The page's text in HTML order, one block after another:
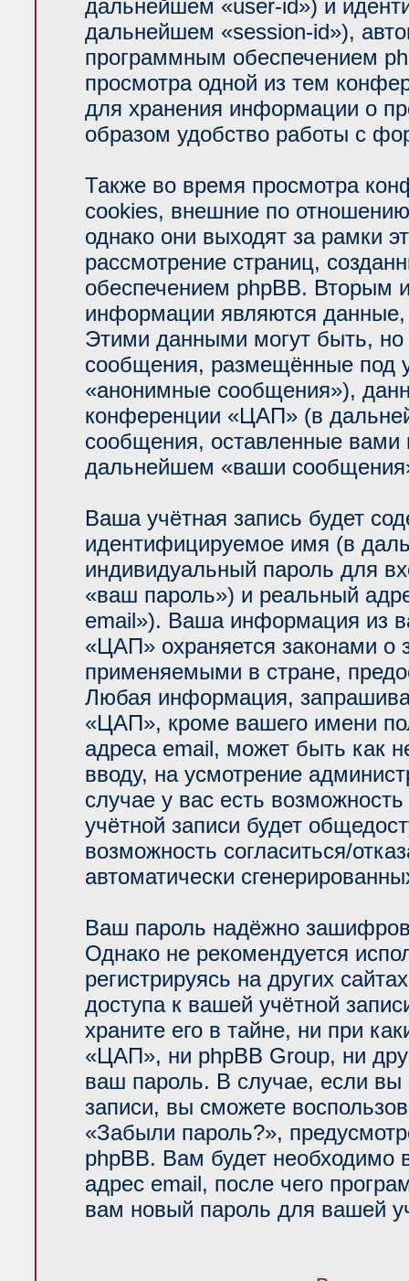
дальнейшем «user-id») и
дальнейшем «session-id»),
программным обеспечением
просмотра одной из тем
для хранения информации о
образом удобство работы с
Также во время просмотра
cookies, внешние по
однако они выходят за рамки
рассмотрение страниц,
обеспечением phpBB. Вторым
информации являются
Этими данными могут быть,
сообщения, размещённые под
«анонимные сообщения»),
конференции «ЦАП» (в
сообщения, оставленные вами
дальнейшем «ваши
Ваша учётная запись будет
идентифицируемое имя (в
индивидуальный пароль для
«ваш пароль») и реальный
email»). Ваша информация из
«ЦАП» охраняется законами
применяемыми в стране,
Любая информация,
«ЦАП», кроме вашего имени
адреса email, может быть как
вводу, на усмотрение
случае у вас есть
учётной записи будет
возможность согласиться/
автоматически
Ваш пароль надёжно
Однако не рекомендуется
регистрируясь на других
доступа к вашей учётной
храните его в тайне, ни при
«ЦАП», ни phpBB Group, ни
ваш пароль. В случае, если вы
записи, вы сможете
«Забыли пароль?»,
phpBB. Вам будет необходимо
адрес email, после чего
вам новый пароль для вашей